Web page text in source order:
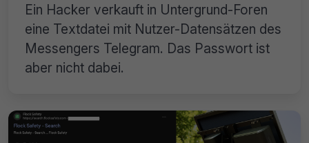
Ein Hacker verkauft in Untergrund-Foren
eine Textdatei mit Nutzer-Datensätzen des
Messengers Telegram. Das Passwort ist
aber nicht dabei.